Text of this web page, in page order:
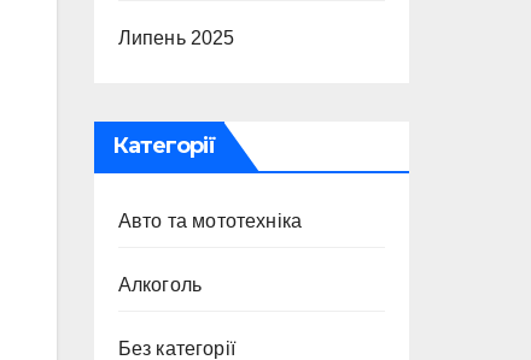
Липень 2025
Категорії
Авто та мототехніка
Алкоголь
Без категорії